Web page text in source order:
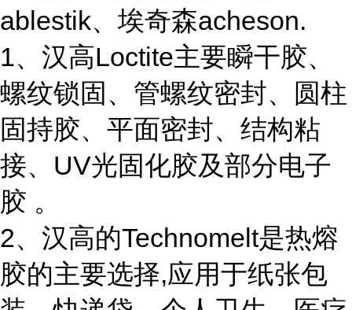
ablestik、埃奇森acheson.
1、汉高Loctite主要瞬干胶、
螺纹锁固、管螺纹密封、圆柱
固持胶、平面密封、结构粘
接、UV光固化胶及部分电子
胶 。
2、汉高的Technomelt是热熔
胶的主要选择,应用于纸张包